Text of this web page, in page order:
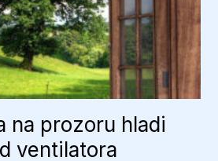
na prozoru hladi
ventilatora